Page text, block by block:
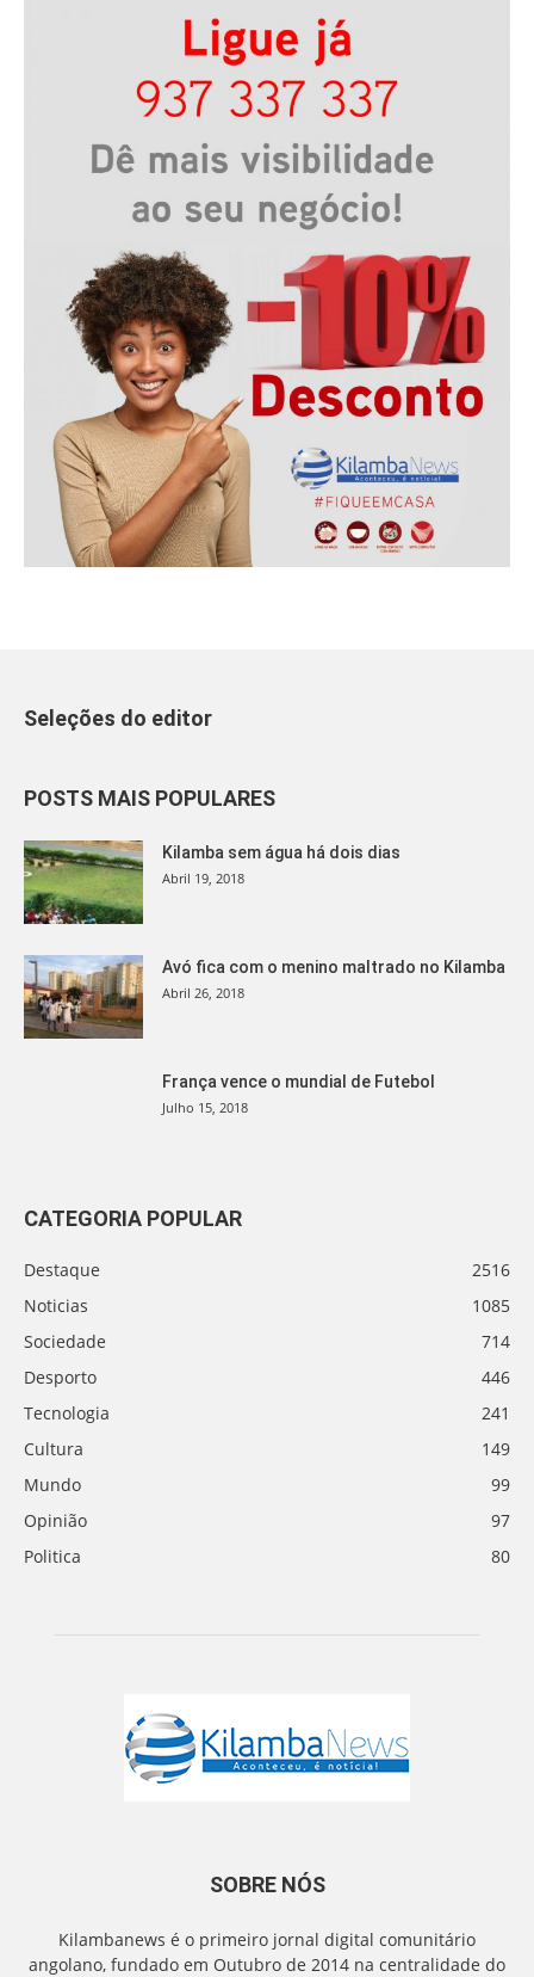
Seleções do editor
POSTS MAIS POPULARES
Kilamba sem água há dois dias
Abril 19, 2018
Avó fica com o menino maltrado no Kilamba
Abril 26, 2018
França vence o mundial de Futebol
Julho 15, 2018
CATEGORIA POPULAR
Destaque
2516
Noticias
1085
Sociedade
714
Desporto
446
Tecnologia
241
Cultura
149
Mundo
99
Opinião
97
Politica
80
SOBRE NÓS
Kilambanews é o primeiro jornal digital comunitário
angolano, fundado em Outubro de 2014 na centralidade do